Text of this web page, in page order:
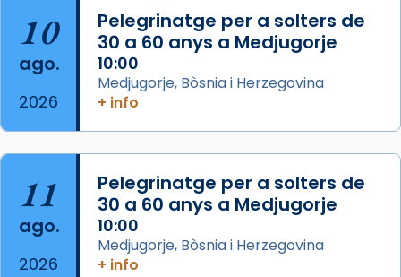
L’arquebisbe de Barcelona, el cardenal Joan
Josep Omella, ha presidit la missa i l’ha
concelebrat el bisbe auxiliar de Barcelona,
Mons. David Abadías.
📸 Dr. G. Simón
Foto
View on Facebook · Share
Arquebisbat de Barcelona
2 weeks ago
10
ago.
2026
Pelegrinatge per a solters de
30 a 60 anys a Medjugorje
10:00
Medjugorje, Bòsnia i Herzegovina
+ info
11
ago.
2026
Pelegrinatge per a solters de
30 a 60 anys a Medjugorje
10:00
Medjugorje, Bòsnia i Herzegovina
+ info